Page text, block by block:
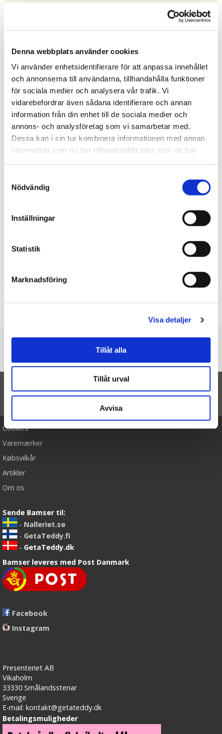
Denna webbplats använder cookies
Vi använder enhetsidentifierare för att anpassa innehållet
och annonserna till användarna, tillhandahålla funktioner
för sociala medier och analysera vår trafik. Vi
vidarebefordrar även sådana identifierare och annan
information från din enhet till de sociala medier och
annons- och analysföretag som vi samarbetar med.
Dessa kan i sin tur kombinera informationen med annan
information som du har tillhandahållit eller som de har
Nödvändig
Inställningar
Statistik
Marknadsföring
Visa detaljer
Tillåt alla
Tillåt urval
Avvisa
Alle bamser fra Teddykompaniet er CE-mærket og testet i
er barn sikkert, alle detaljer om de bamse er således bevæger
sig hurtigt. bamse er ild og brandhæmmende i deres materiale
uden tilsatte flammehæmmere. bamse er kemiske-fri, alt
farvning er fremstillet af ugiftigt maling og plastdele er
fremstillet af ikke-toksisk plastmasse.
Udstoppede dyr fra Teddykompaniet maskinvaskes ved 40
grader (undtagen musik bokse, teddy lys)
Fortælle
Find mere
Plysdyr
Vilde dyr
Bamser
Forside Dreamies Koala, 19cm - Teddykompaniet
TIL TOP
Cookies
Varemærker
Købsvilkår
Artikler
Om os
Sende Bamser til:
- Nalleriet.se
- GetaTeddy.fi
- GetaTeddy.dk
Bamser leveres med Post Danmark
Facebook
Instagram
Presenteriet AB
Vikaholm
33330 Smålandsstenar
Sverige
E-mail: kontakt@getateddy.dk
Betalingsmuligheder